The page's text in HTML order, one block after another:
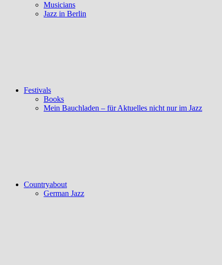
Musicians
Jazz in Berlin
Festivals
Books
Mein Bauchladen – für Aktuelles nicht nur im Jazz
Countryabout
German Jazz